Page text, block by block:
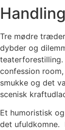
Handling
Tre mødre
dybder og
confession
smukke og det
scenisk
Et humoristisk
det ufuldkomne.